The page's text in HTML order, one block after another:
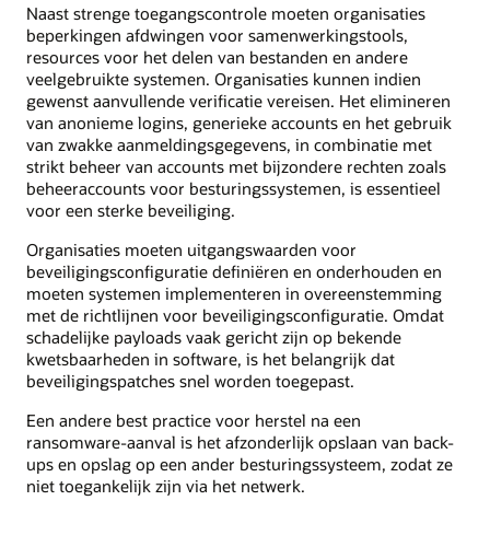
Naast strenge toegangscontrole moeten organisaties
beperkingen afdwingen voor samenwerkingstools,
resources voor het delen van bestanden en andere
veelgebruikte systemen. Organisaties kunnen indien
gewenst aanvullende verificatie vereisen. Het elimineren
van anonieme logins, generieke accounts en het gebruik
van zwakke aanmeldingsgegevens, in combinatie met
strikt beheer van accounts met bijzondere rechten zoals
beheeraccounts voor besturingssystemen, is essentieel
voor een sterke beveiliging.
Organisaties moeten uitgangswaarden voor
beveiligingsconfiguratie definiëren en onderhouden en
moeten systemen implementeren in overeenstemming
met de richtlijnen voor beveiligingsconfiguratie. Omdat
schadelijke payloads vaak gericht zijn op bekende
kwetsbaarheden in software, is het belangrijk dat
beveiligingspatches snel worden toegepast.
Een andere best practice voor herstel na een
ransomware-aanval is het afzonderlijk opslaan van back-
ups en opslag op een ander besturingssysteem, zodat ze
niet toegankelijk zijn via het netwerk.